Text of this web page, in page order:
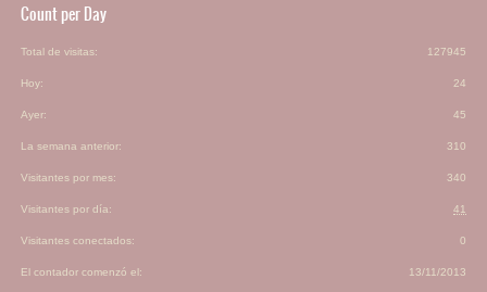
Count per Day
127945
Total de visitas:
24
Hoy:
45
Ayer:
310
La semana anterior:
340
Visitantes por mes:
41
Visitantes por día:
0
Visitantes conectados:
13/11/2013
El contador comenzó el: